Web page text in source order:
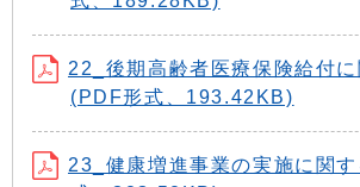
22_後期高齢者医療保険給付
(PDF形式、193.42KB)
23_健康増進事業の実施に関